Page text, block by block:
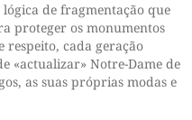
de fragmentação que
proteger os monumentos
cada geração
«actualizar» Notre-Dame de
as suas próprias modas e